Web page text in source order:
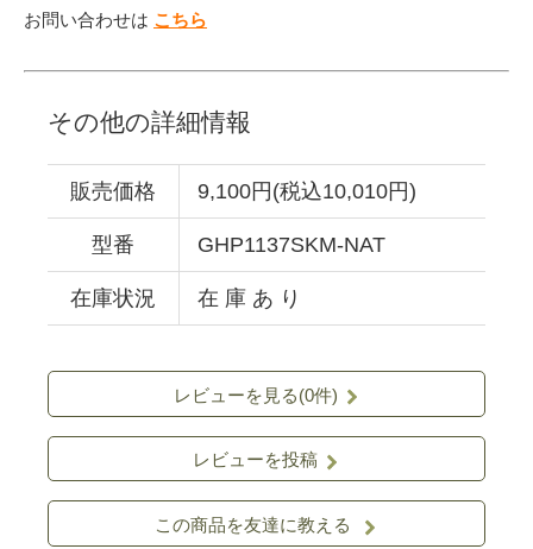
お問い合わせは こちら
その他の詳細情報
販売価格 9,100円(税込10,010円)
型番 GHP1137SKM-NAT
在庫状況 在 庫 あ り
レビューを見る(0件)
レビューを投稿
この商品を友達に教える